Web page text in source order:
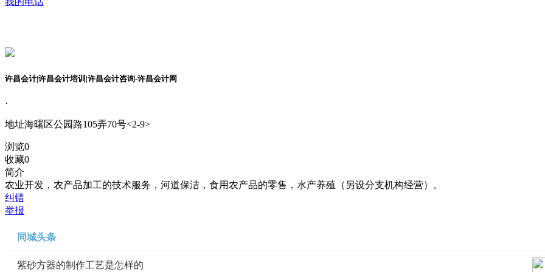
许昌会计|许昌会计培训|许昌会计咨询-许昌会计网
·
地址海曙区公园路105弄70号<2-9>
浏览0
收藏0
简介
农业开发，农产品加工的技术服务，河道保洁，食用农产品的零售，水产养殖（另设分支机构经营）。
纠错
举报
同城头条
紫砂方器的制作工艺是怎样的